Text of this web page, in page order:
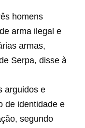
homens
arma ilegal e
armas,
Serpa, disse à
arguidos e
de identidade e
segundo